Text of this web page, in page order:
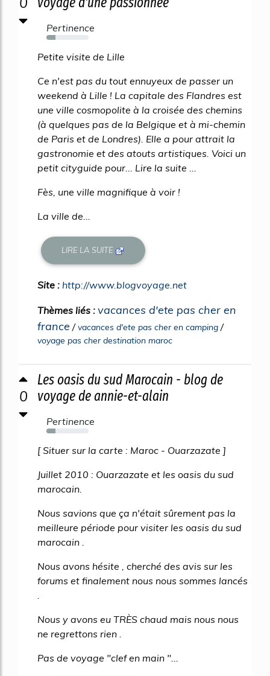
Pertinence
22%
Petite visite de Lille
Ce n'est pas du tout ennuyeux de passer un
weekend à Lille ! La capitale des Flandres est
une ville cosmopolite à la croisée des chemins
(à quelques pas de la Belgique et à mi-chemin
de Paris et de Londres). Elle a pour attrait la
gastronomie et des atouts artistiques. Voici un
petit cityguide pour... Lire la suite ...
Fès, une ville magnifique à voir !
La ville de...
LIRE LA SUITE
Site : http://www.blogvoyage.net
Thèmes liés : vacances d'ete pas cher en
france /vacances d'ete pas cher en camping /
voyage pas cher destination maroc
0
Les oasis du sud Marocain - blog de
voyage de annie-et-alain
Pertinence
22%
[ Situer sur la carte : Maroc - Ouarzazate ]
Juillet 2010 : Ouarzazate et les oasis du sud
marocain.
Nous savions que ça n'était sûrement pas la
meilleure période pour visiter les oasis du sud
marocain .
Nous avons hésite , cherché des avis sur les
forums et finalement nous nous sommes lancés
Nous y avons eu TRÈS chaud mais nous nous
ne regrettons rien .
Pas de voyage "clef en main "...